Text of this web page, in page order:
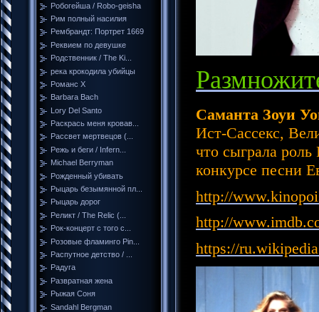
Робогейша / Robo-geisha
Рим полный насилия
Рембрандт: Портрет 1669
Реквием по девушке
Родственник / The Ki...
река крокодила убийцы
Романс Х
Barbara Bach
Lory Del Santo
Раскрась меня кровав...
Рассвет мертвецов (...
Режь и беги / Infern...
Michael Berryman
Рожденный убивать
Рыцарь безымянной пл...
Рыцарь дорог
Реликт / The Relic (...
Рок-концерт с того с...
Розовые фламинго Pin...
Распутное детство / ...
Радуга
Развратная жена
Рыжая Соня
Sandahl Bergman
Саманта Зоуи
Ист-Сассекс,
что сыграла
конкурсе песни
http://
http://
https://